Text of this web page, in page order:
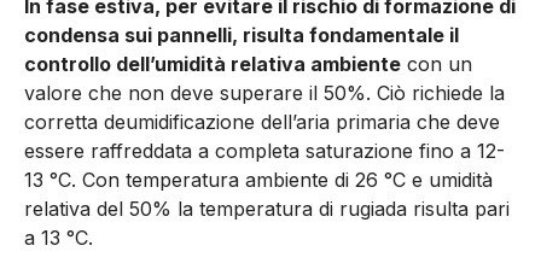
In fase estiva, per evitare il rischio di formazione di
condensa sui pannelli, risulta fondamentale il
controllo dell’umidità relati­va ambiente con un
valore che non deve superare il 50%. Ciò richiede la
corretta deumidificazione dell’aria primaria che deve
essere raffreddata a completa saturazione fino a 12-
13 °C. Con temperatura ambiente di 26 °C e umidità
relativa del 50% la tem­peratura di rugiada risulta pari
a 13 °C.